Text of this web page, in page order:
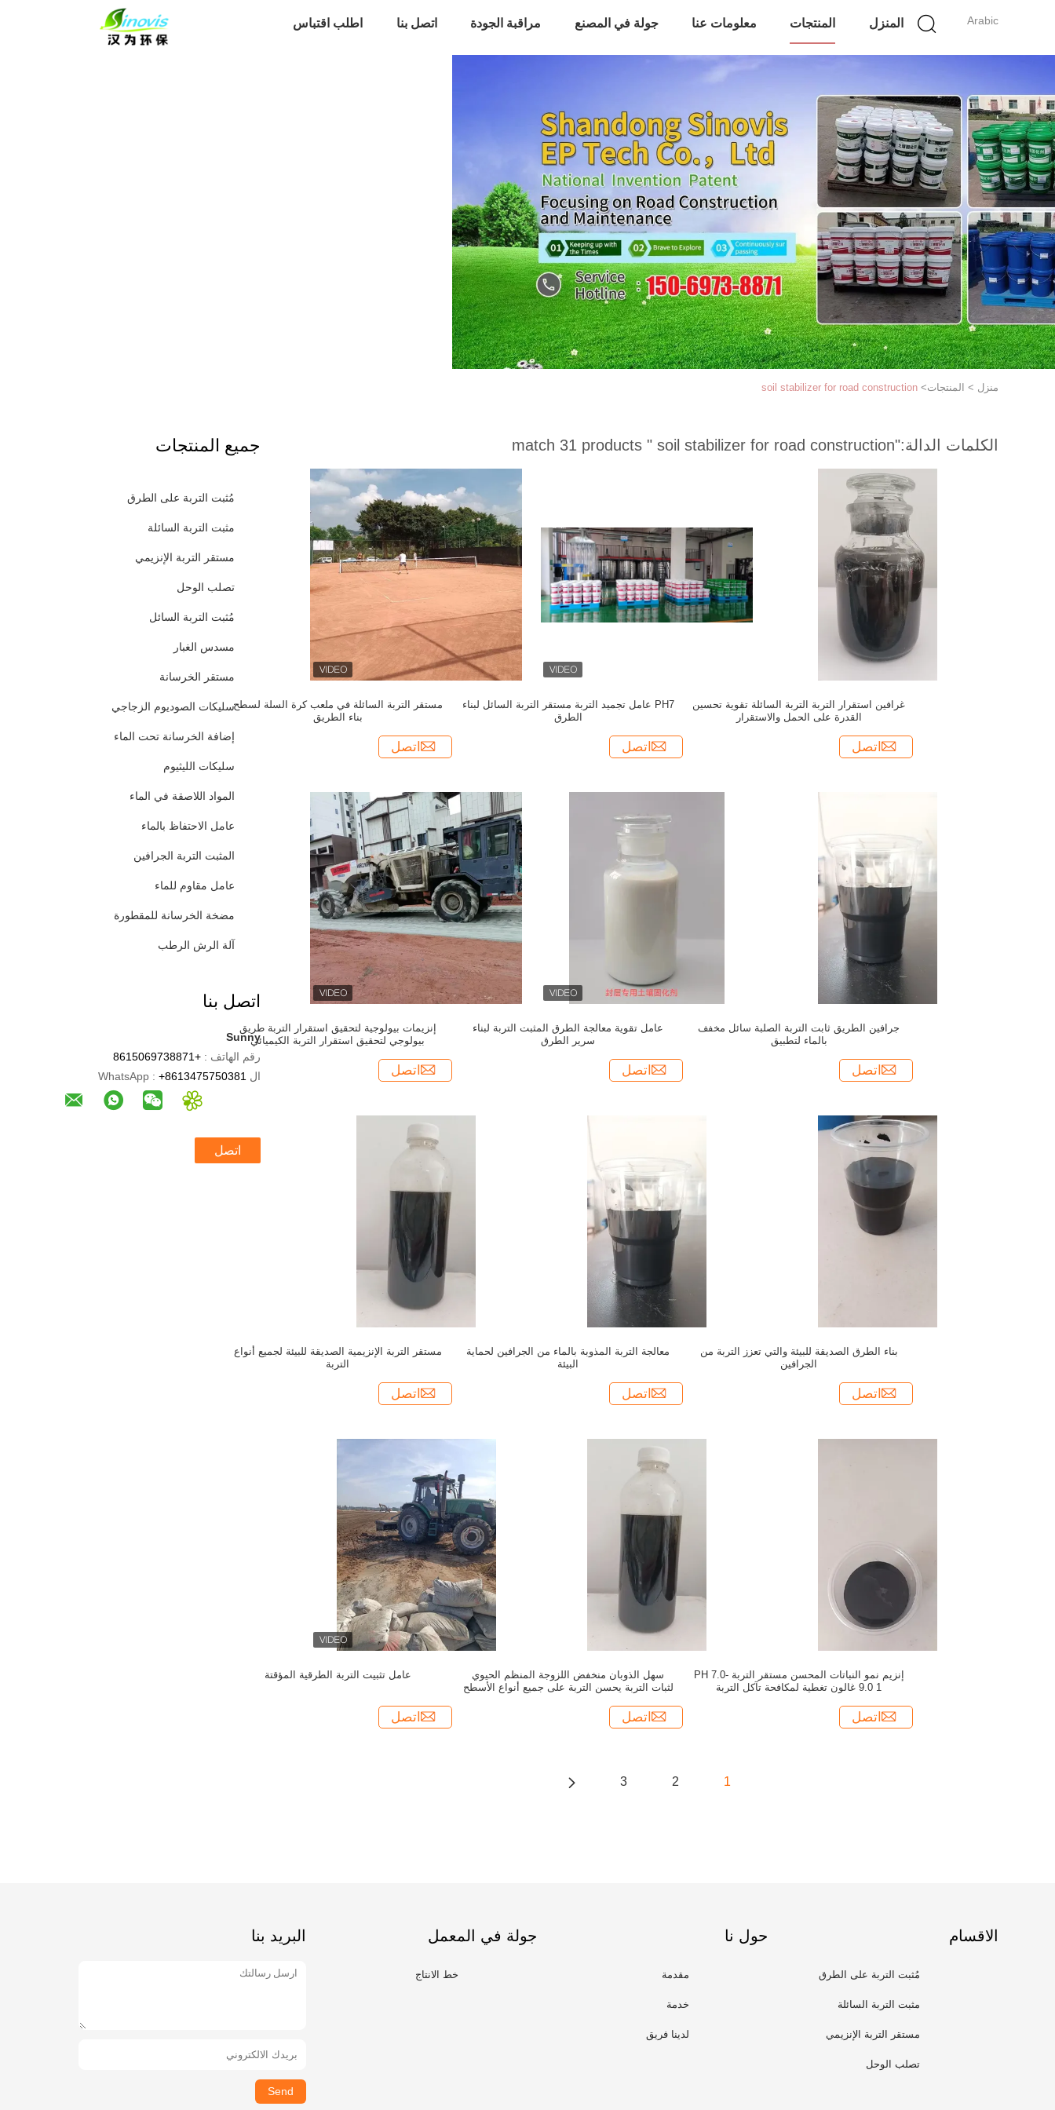
Arabic المنزل المنتجات معلومات عنا جولة في المصنع مراقبة الجودة اتصل بنا اطلب اقتباس
منزل > المنتجات>
soil stabilizer for road construction
جميع المنتجات
مُثبت التربة على الطرق
مثبت التربة السائلة
مستقر التربة الإنزيمي
تصلب الوحل
مُثبت التربة السائل
مسدس الغبار
مستقر الخرسانة
سليكات الصوديوم الزجاجي
إضافة الخرسانة تحت الماء
سليكات الليثيوم
المواد اللاصقة في الماء
عامل الاحتفاظ بالماء
المثبت التربة الجرافين
عامل مقاوم للماء
مضخة الخرسانة للمقطورة
آلة الرش الرطب
اتصل بنا
Sunny
رقم الهاتف : +8615069738871
ال WhatsApp : +8613475750381
اتصل
الكلمات الدالة:"soil stabilizer for road construction "
مستقر التربة السائلة في ملعب كرة السلة لسطح
بناء الطريق
اتصل
PH7 عامل تجميد التربة مستقر التربة السائل لبناء
الطرق
اتصل
غرافين استقرار التربة التربة السائلة تقوية تحسين
القدرة على الحمل والاستقرار
اتصل
إنزيمات بيولوجية لتحقيق استقرار التربة طريق
بيولوجي لتحقيق استقرار التربة الكيميائي
اتصل
عامل تقوية معالجة الطرق المثبت التربة لبناء
سرير الطرق
اتصل
جرافين الطريق ثابت التربة الصلبة سائل مخفف
بالماء لتطبيق
اتصل
مستقر التربة الإنزيمية الصديقة للبيئة لجميع أنواع
التربة
اتصل
معالجة التربة المذوبة بالماء من الجرافين لحماية
البيئة
اتصل
بناء الطرق الصديقة للبيئة والتي تعزز التربة من
الجرافين
اتصل
عامل تثبيت التربة الطرقية المؤقتة
اتصل
سهل الذوبان منخفض اللزوجة المنظم الحيوي
لثبات التربة يحسن التربة على جميع أنواع الأسطح
اتصل
إنزيم نمو النباتات المحسن مستقر التربة PH 7.0-
9.0 1 غالون تغطية لمكافحة تآكل التربة
اتصل
1
2
3
الاقسام
مُثبت التربة على الطرق
مثبت التربة السائلة
مستقر التربة الإنزيمي
تصلب الوحل
حول نا
مقدمة
خدمة
لدينا فريق
جولة في المعمل
خط الانتاج
البريد بنا
Send